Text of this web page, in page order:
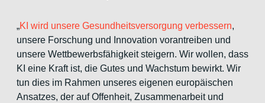
„KI wird unsere Gesundheitsversorgung verbessern,
unsere Forschung und Innovation vorantreiben und
unsere Wettbewerbsfähigkeit steigern. Wir wollen, dass
KI eine Kraft ist, die Gutes und Wachstum bewirkt. Wir
tun dies im Rahmen unseres eigenen europäischen
Ansatzes, der auf Offenheit, Zusammenarbeit und